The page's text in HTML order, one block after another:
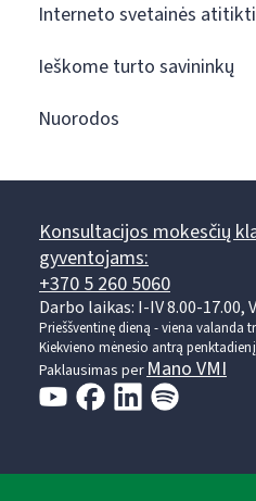
Interneto svetainės
Ieškome turto savininkų
Nuorodos
Konsultacijos mokesčių
gyventojams:
+370 5 260 5060
Darbo laikas: I-IV 8.00-17.00,
Prieššventinę dieną - viena valanda
Kiekvieno mėnesio antrą penktadienį
Paklausimas perMano VMI